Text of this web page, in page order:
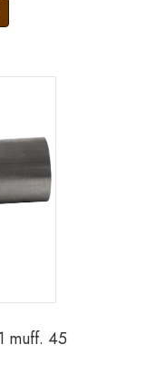
muff. 45